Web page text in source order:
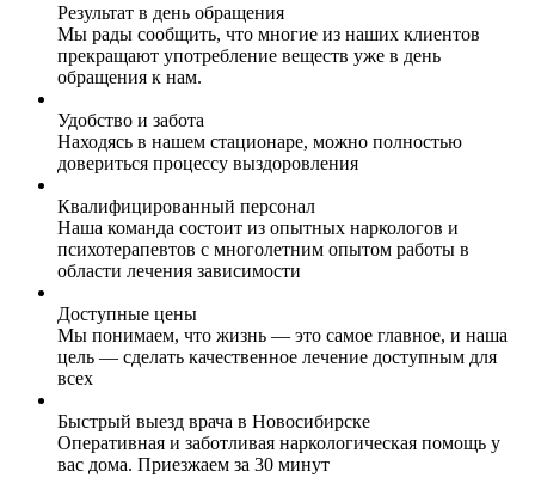
Результат в день обращения
Мы рады сообщить, что многие из наших клиентов
прекращают употребление веществ уже в день
обращения к нам.
Удобство и забота
Находясь в нашем стационаре, можно полностью
довериться процессу выздоровления
Квалифицированный персонал
Наша команда состоит из опытных наркологов и
психотерапевтов с многолетним опытом работы в
области лечения зависимости
Доступные цены
Мы понимаем, что жизнь — это самое главное, и наша
цель — сделать качественное лечение доступным для
всех
Быстрый выезд врача в Новосибирске
Оперативная и заботливая наркологическая помощь у
вас дома. Приезжаем за 30 минут